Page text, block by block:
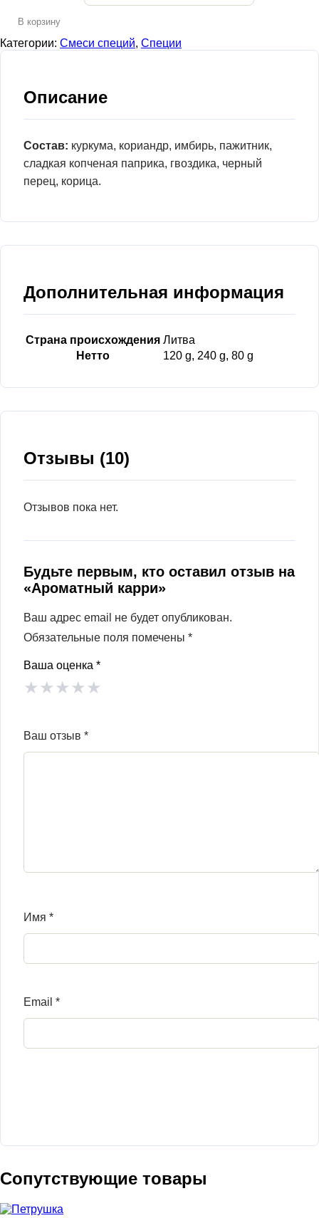
В корзину
Категории: Смеси специй, Специи
Описание
Состав: куркума, кориандр, имбирь, пажитник,
сладкая копченая паприка, гвоздика, черный
перец, корица.
Дополнительная информация
Страна происхождения Литва
Нетто
120 g, 240 g, 80 g
Отзывы (10)
Отзывов пока нет.
Будьте первым, кто оставил отзыв на
«Ароматный карри»
Ваш адрес email не будет опубликован.
Обязательные поля помечены *
Ваша оценка *
★★★★★
Ваш отзыв *
Имя *
Email *
Сопутствующие товары